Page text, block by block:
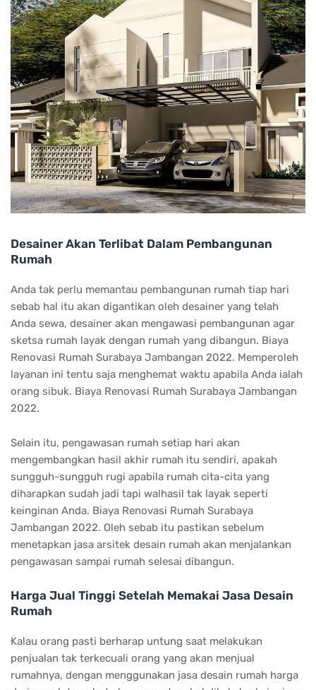
Desainer Akan Terlibat Dalam Pembangunan
Rumah
Anda tak perlu memantau pembangunan rumah tiap hari
sebab hal itu akan digantikan oleh desainer yang telah
Anda sewa, desainer akan mengawasi pembangunan agar
sketsa rumah layak dengan rumah yang dibangun. Biaya
Renovasi Rumah Surabaya Jambangan 2022. Memperoleh
layanan ini tentu saja menghemat waktu apabila Anda ialah
orang sibuk. Biaya Renovasi Rumah Surabaya Jambangan
2022.
Selain itu, pengawasan rumah setiap hari akan
mengembangkan hasil akhir rumah itu sendiri, apakah
sungguh-sungguh rugi apabila rumah cita-cita yang
diharapkan sudah jadi tapi walhasil tak layak seperti
keinginan Anda. Biaya Renovasi Rumah Surabaya
Jambangan 2022. Oleh sebab itu pastikan sebelum
menetapkan jasa arsitek desain rumah akan menjalankan
pengawasan sampai rumah selesai dibangun.
Harga Jual Tinggi Setelah Memakai Jasa Desain
Rumah
Kalau orang pasti berharap untung saat melakukan
penjualan tak terkecuali orang yang akan menjual
rumahnya, dengan menggunakan jasa desain rumah harga